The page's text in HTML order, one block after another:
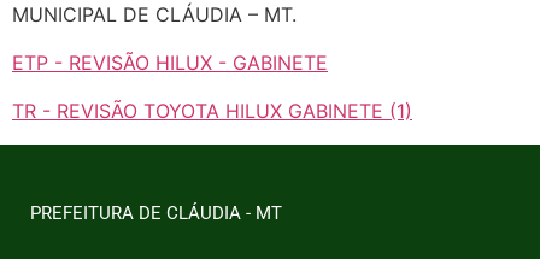
MUNICIPAL DE CLÁUDIA – MT.
ETP - REVISÃO HILUX - GABINETE
TR - REVISÃO TOYOTA HILUX GABINETE (1)
PREFEITURA DE CLÁUDIA - MT